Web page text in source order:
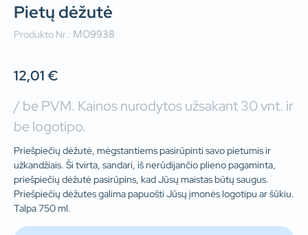
Pietų dėžutė
Produkto Nr.: MO9938
12,01€
/ be PVM. Kainos nurodytos užsakant 30 vnt. ir
be logotipo.
Priešpiečių dėžutė, mėgstantiems pasirūpinti savo pietumis ir
užkandžiais. Ši tvirta, sandari, iš nerūdijančio plieno pagaminta,
priešpiečių dėžutė pasirūpins, kad Jūsų maistas būtų saugus.
Priešpiečių dėžutes galima papuošti Jūsų įmonės logotipu ar šūkiu.
Talpa 750 ml.